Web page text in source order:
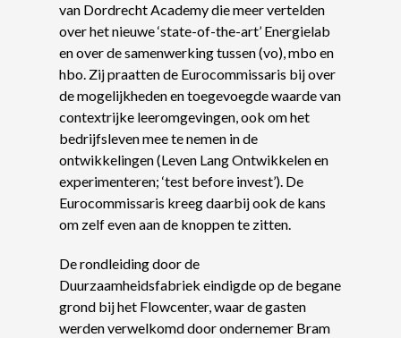
van Dordrecht Academy die meer vertelden
over het nieuwe ‘state-of-the-art’ Energielab
en over de samenwerking tussen (vo), mbo en
hbo. Zij praatten de Eurocommissaris bij over
de mogelijkheden en toegevoegde waarde van
contextrijke leeromgevingen, ook om het
bedrijfsleven mee te nemen in de
ontwikkelingen (Leven Lang Ontwikkelen en
experimenteren; ‘test before invest’). De
Eurocommissaris kreeg daarbij ook de kans
om zelf even aan de knoppen te zitten.
De rondleiding door de
Duurzaamheidsfabriek eindigde op de begane
grond bij het Flowcenter, waar de gasten
werden verwelkomd door ondernemer Bram